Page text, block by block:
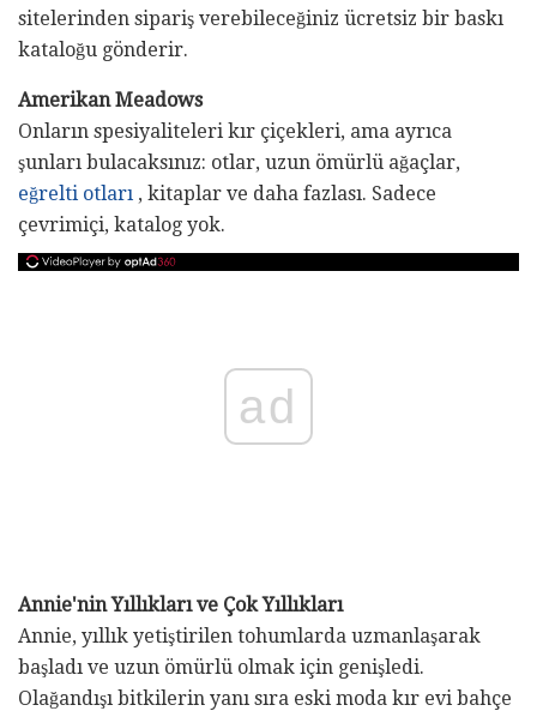
sitelerinden sipariş verebileceğiniz ücretsiz bir baskı
kataloğu gönderir.
Amerikan Meadows
Onların spesiyaliteleri kır çiçekleri, ama ayrıca
şunları bulacaksınız: otlar, uzun ömürlü ağaçlar,
eğrelti otları , kitaplar ve daha fazlası. Sadece
çevrimiçi, katalog yok.
ad
Annie'nin Yıllıkları ve Çok Yıllıkları
Annie, yıllık yetiştirilen tohumlarda uzmanlaşarak
başladı ve uzun ömürlü olmak için genişledi.
Olağandışı bitkilerin yanı sıra eski moda kır evi bahçe